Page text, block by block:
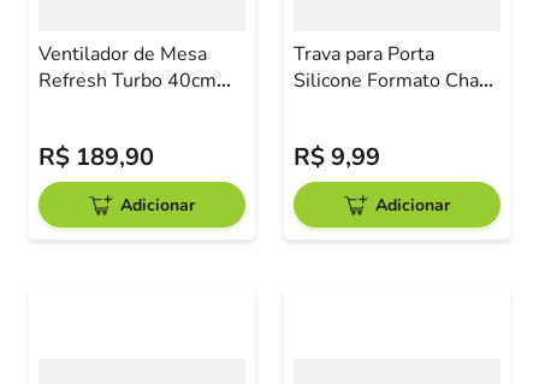
Ventilador de Mesa
Refresh Turbo 40cm
R$ 189,90
Adicionar
Trava para Porta
Silicone Formato Chave
R$9,99
Adicionar